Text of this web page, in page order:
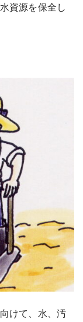
資源を保全し
けて、水、汚